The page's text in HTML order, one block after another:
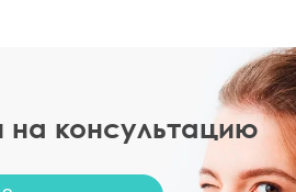
на консультацию